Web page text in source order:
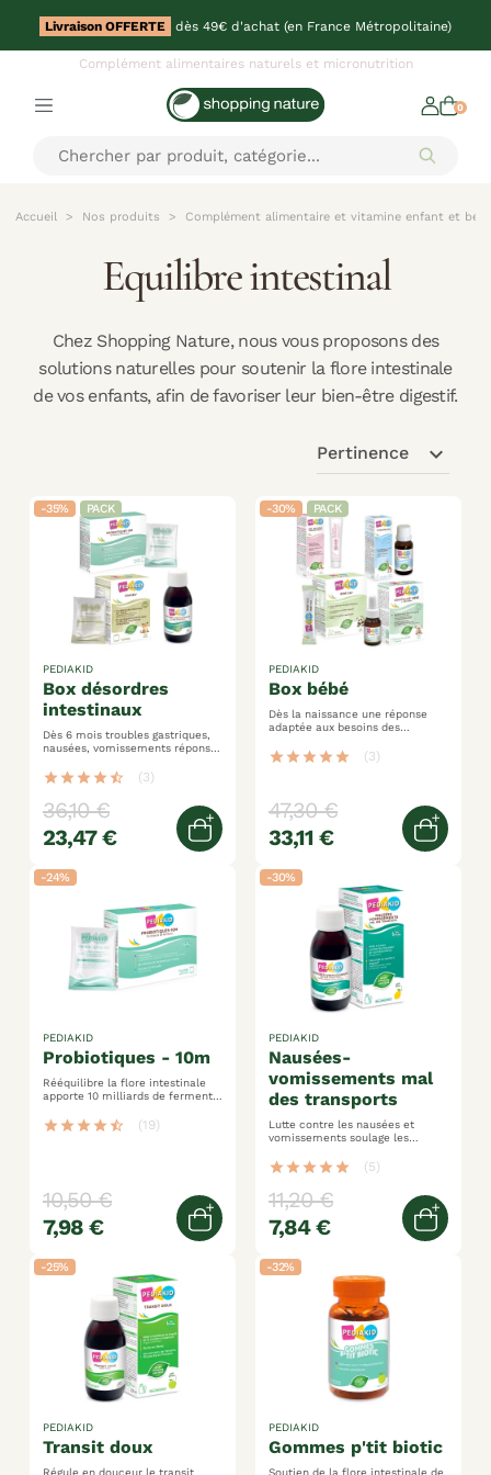
Livraison OFFERTE dès 49€ d'achat (en France Métropolitaine)
Complément alimentaires naturels et micronutrition
0
Accueil Nos produits Complément alimentaire et vitamine enfant et
Equilibre intestinal
Chez Shopping Nature, nous vous proposons des
solutions naturelles pour soutenir la flore intestinale
de vos enfants, afin de favoriser leur bien-être digestif.
Pertinence expand_more
-35% PACK
box désordres
intestinaux
PEDIAKID
Dès 6 mois troubles gastriques,
nausées, vomissements réponse
star star star star star_half (3)
36,10 €
23,47 €
Ajouter au panier
-30% PACK
box bébé
PEDIAKID
Dès la naissance une réponse
adaptée aux besoins des
digestif, poussée dentaire…
star star star star star (3)
47,30 €
33,11 €
-24%
probiotiques - 10m
PEDIAKID
Rééquilibre la flore intestinale
apporte 10 milliards de ferments
star star star star star_half (19)
10,50 €
7,98 €
Ajouter au panier
-30%
nausées-
vomissements mal
des transports
PEDIAKID
Lutte contre les nausées et
vomissements soulage les
également contre le mal des
transports
star star star star star (5)
11,20 €
7,84 €
-25%
transit doux
PEDIAKID
Régule en douceur le transit
-32%
gommes p'tit biotic
PEDIAKID
Soutien de la flore intestinale de